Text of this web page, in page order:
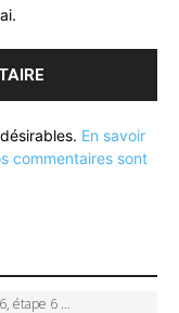
En savoir
commentaires sont
Reusser en jaune